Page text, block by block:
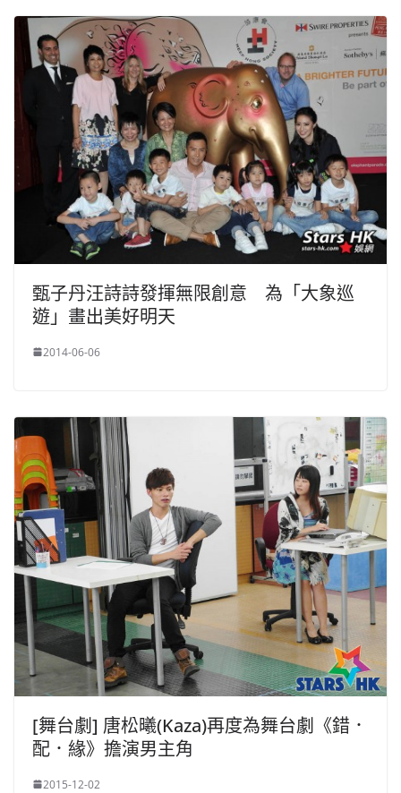
甄子丹汪詩詩發揮無限創意 為「大象巡
遊」畫出美好明天
2014-06-06
[舞台劇] 唐松曦(Kaza)再度為舞台劇《錯．
配．緣》擔演男主角
2015-12-02